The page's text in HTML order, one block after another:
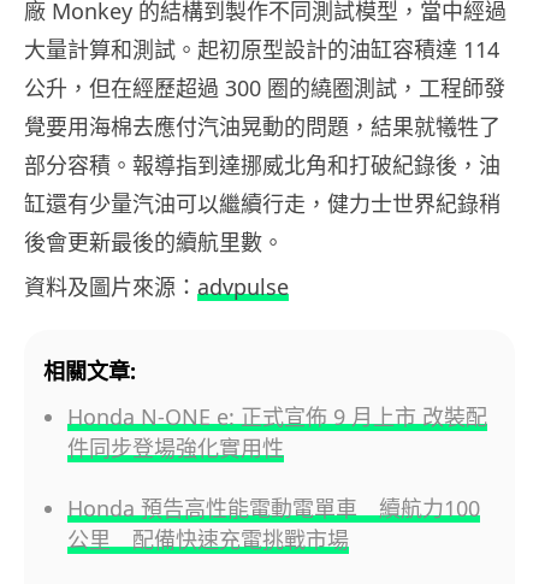
廠 Monkey 的結構到製作不同測試模型，當中經過
大量計算和測試。起初原型設計的油缸容積達 114
公升，但在經歷超過 300 圈的繞圈測試，工程師發
覺要用海棉去應付汽油晃動的問題，結果就犧牲了
部分容積。報導指到達挪威北角和打破紀錄後，油
缸還有少量汽油可以繼續行走，健力士世界紀錄稍
後會更新最後的續航里數。
資料及圖片來源： advpulse
相關文章:
Honda N-ONE e: 正式宣佈 9 月上市 改裝配
件同步登場強化實用性
Honda 預告高性能電動電單車 續航力100
公里 配備快速充電挑戰市場